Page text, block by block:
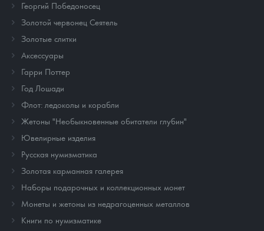
Георгий Победоносец
Золотой червонец Сеятель
Золотые слитки
Аксессуары
Гарри Поттер
Год Лошади
Флот: ледоколы и корабли
Жетоны "Необыкновенные обитатели глубин"
Ювелирные изделия
Русская нумизматика
Золотая карманная галерея
Наборы подарочных и коллекционных монет
Монеты и жетоны из недрагоценных металлов
Книги по нумизматике